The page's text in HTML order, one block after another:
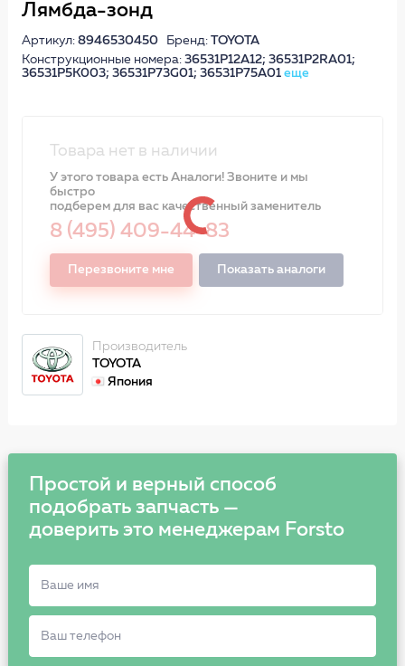
Лямбда-зонд
Артикул: 8946530450Бренд: TOYOTA
Конструкционные номера: 36531P12A12; 36531P2RA01;
36531P5K003; 36531P73G01; 36531P75A01 еще
Товара нет в наличии
У этого товара есть Аналоги! Звоните и мы
быстро
подберем для вас качественный заменитель
8 (495) 409-44-83
Перезвоните мне Показать аналоги
Производитель
TOYOTA
Япония
Простой и верный способ
подобрать запчасть —
доверить это менеджерам Forsto